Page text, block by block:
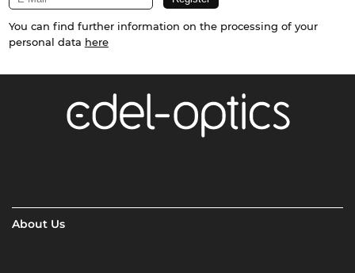
You can find further information on the processing of your
personal data here
About Us